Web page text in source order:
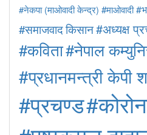
#नेकपा (माओवादी केन्द्र) #माओवादी
#समाजवादकिसान#अध्यक्ष
#कविता#नेपाल
#प्रधानमन्त्री केपी
#प्रचण्ड